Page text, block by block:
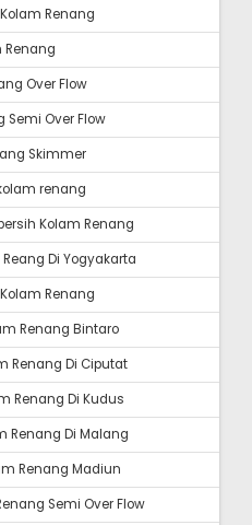
Renang
Renang
Over Flow
Semi Over Flow
Skimmer
renang
Kolam Renang
Di Yogyakarta
Renang
Renang Bintaro
Renang Di Ciputat
Renang Di Kudus
Renang Di Malang
Renang Madiun
Semi Over Flow